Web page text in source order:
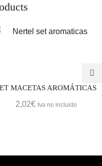
MACETAS AROMÁTICAS
2,02€ Iva no incluido